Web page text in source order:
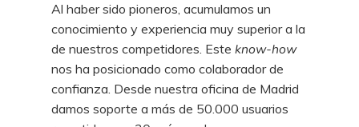
Al haber sido pioneros, acumulamos un
conocimiento y experiencia muy superior a la
de nuestros competidores. Este know-how
nos ha posicionado como colaborador de
confianza. Desde nuestra oficina de Madrid
damos soporte a más de 50.000 usuarios